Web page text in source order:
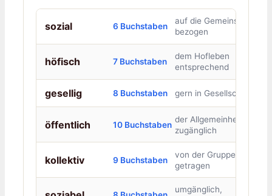
sozial 6 Buchstaben
auf die Gemeinschaft
bezogen
höfisch 7 Buchstaben
dem Hofleben
entsprechend
gesellig 8 Buchstaben gern in Gesellschaft
öffentlich 10 Buchstaben
der Allgemeinheit
zugänglich
kollektiv 9 Buchstaben
von der Gruppe
getragen
umgänglich,